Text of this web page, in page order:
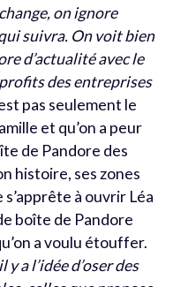
on ignore
suivra. On voit bien
d’actualité avec le
des entreprises
pas seulement le
et qu’on a peur
de Pandore des
histoire, ses zones
à ouvrir Léa
boîte de Pandore
a voulu étouffer.
a l’idée d’oser des